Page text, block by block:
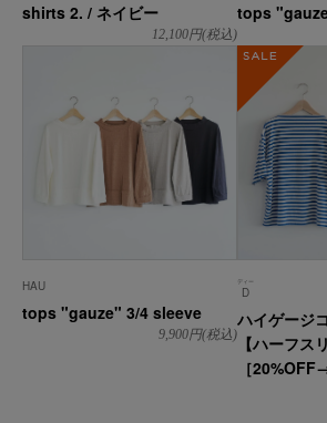
shirts 2. / ネイビー
12,100円(税込)
tops
HAU
tops "gauze" 3/4 sleeve
9,900円(税込)
D
ディー
ハイゲージ
【ハーフス
［